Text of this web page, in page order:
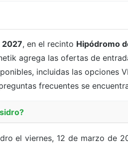
2027, en el recinto Hipódromo
agrega las ofertas de
incluidas las opciones
frecuentes se
el viernes, 12 de marzo de